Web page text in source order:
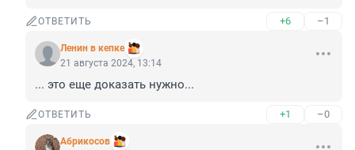
ОТВЕТИТЬ +6 –1
Ленин в кепке
21 августа 2024, 13:14
... это еще доказать нужно...
ОТВЕТИТЬ +1 –0
Абрикосов